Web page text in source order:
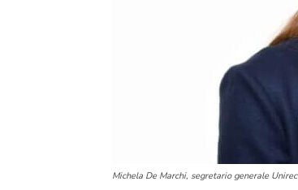
Michela De Marchi, segretario generale Unirec